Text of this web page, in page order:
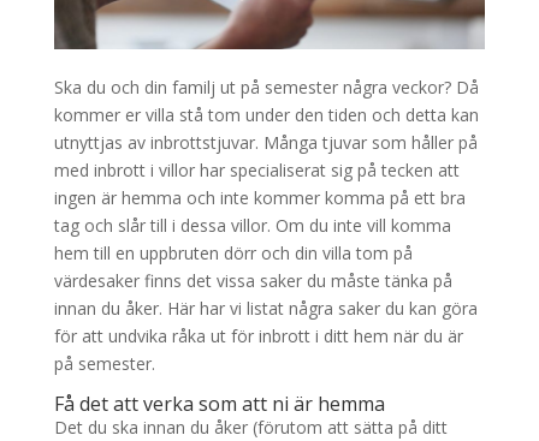
Ska du och din familj ut på semester några veckor? Då
kommer er villa stå tom under den tiden och detta kan
utnyttjas av inbrottstjuvar. Många tjuvar som håller på
med inbrott i villor har specialiserat sig på tecken att
ingen är hemma och inte kommer komma på ett bra
tag och slår till i dessa villor. Om du inte vill komma
hem till en uppbruten dörr och din villa tom på
värdesaker finns det vissa saker du måste tänka på
innan du åker. Här har vi listat några saker du kan göra
för att undvika råka ut för inbrott i ditt hem när du är
på semester.
Få det att verka som att ni är hemma
Det du ska innan du åker (förutom att sätta på ditt